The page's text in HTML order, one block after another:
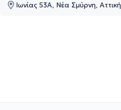
Ιωνίας 53Α, Νέα Σμύρνη, Αττική